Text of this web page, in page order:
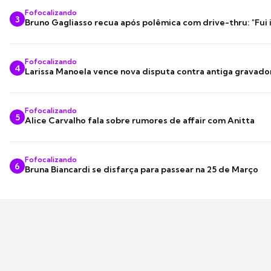
3
Fofocalizando
Bruno Gagliasso recua após polêmica com drive-thru: "Fui
4
Fofocalizando
Larissa Manoela vence nova disputa contra antiga
5
Fofocalizando
Alice Carvalho fala sobre rumores de affair com Anitta
6
Fofocalizando
Bruna Biancardi se disfarça para passear na 25 de Março